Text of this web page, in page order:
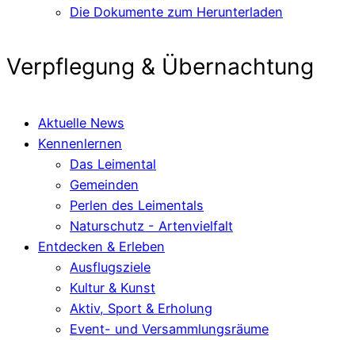
Die Dokumente zum Herunterladen
Verpflegung & Übernachtung
Aktuelle News
Kennenlernen
Das Leimental
Gemeinden
Perlen des Leimentals
Naturschutz - Artenvielfalt
Entdecken & Erleben
Ausflugsziele
Kultur & Kunst
Aktiv, Sport & Erholung
Event- und Versammlungsräume